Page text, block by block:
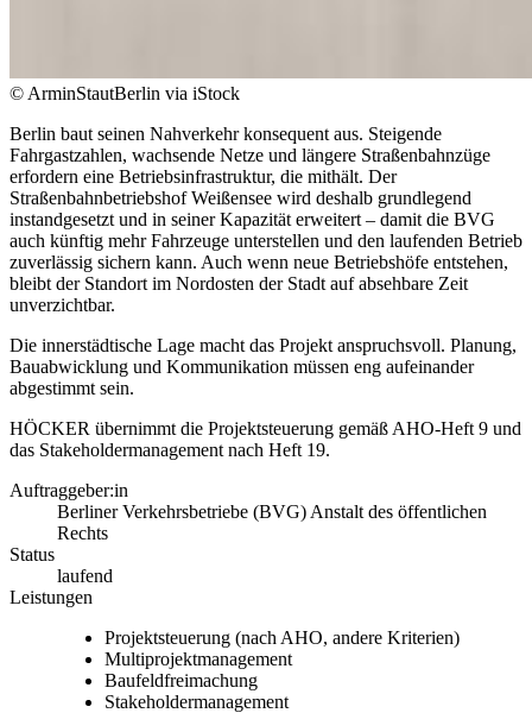
© ArminStautBerlin via iStock
Berlin baut seinen Nahverkehr konsequent aus. Steigende
Fahrgastzahlen, wachsende Netze und längere Straßenbahnzüge
erfordern eine Betriebsinfrastruktur, die mithält. Der
Straßenbahnbetriebshof Weißensee wird deshalb grundlegend
instandgesetzt und in seiner Kapazität erweitert – damit die BVG
auch künftig mehr Fahrzeuge unterstellen und den laufenden Betrieb
zuverlässig sichern kann. Auch wenn neue Betriebshöfe entstehen,
bleibt der Standort im Nordosten der Stadt auf absehbare Zeit
unverzichtbar.
Die innerstädtische Lage macht das Projekt anspruchsvoll. Planung,
Bauabwicklung und Kommunikation müssen eng aufeinander
abgestimmt sein.
HÖCKER übernimmt die Projektsteuerung gemäß AHO-Heft 9 und
das Stakeholdermanagement nach Heft 19.
Auftraggeber:in
Berliner Verkehrsbetriebe (BVG) Anstalt des öffentlichen
Rechts
Status
laufend
Leistungen
Projektsteuerung (nach AHO, andere Kriterien)
Multiprojektmanagement
Baufeldfreimachung
Stakeholdermanagement